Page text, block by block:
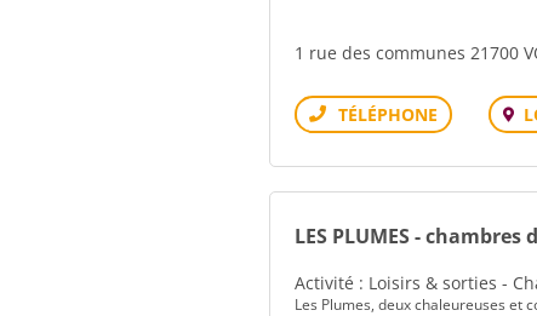
1 rue des communes 21700
Téléphone
LES PLUMES - chambres
Activité : Loisirs & sorties -
Les Plumes, deux chaleureuses et